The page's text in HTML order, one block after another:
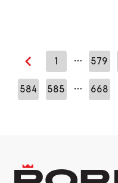
Edellinen sivu
1 … 579
584 585 … 668